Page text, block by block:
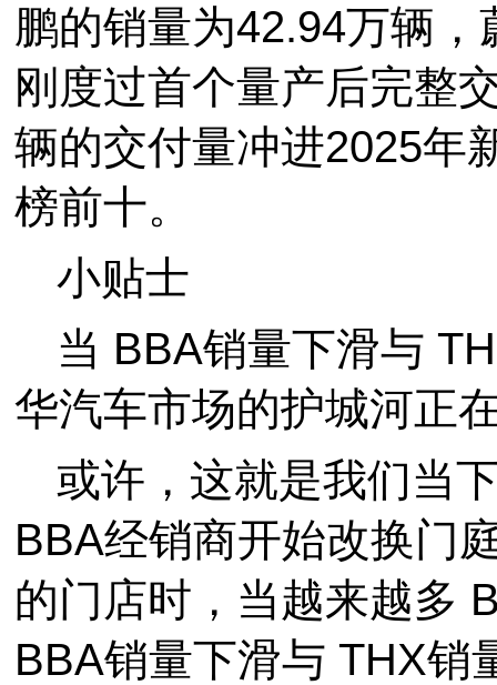
鹏的销量为42.94万辆
刚度过首个量产后完整
辆的交付量冲进2025年
榜前十。
小贴士
当 BBA销量下滑与
华汽车市场的护城河正
或许，这就是我们当
BBA经销商开始改换门
的门店时，当越来越多
BBA销量下滑与 THX销